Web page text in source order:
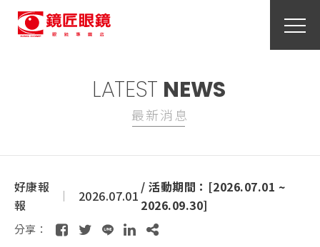
LATEST NEWS
最新消息
好康報
報
2026.07.01
/ 活動期間：[2026.07.01 ~
2026.09.30]
分享：